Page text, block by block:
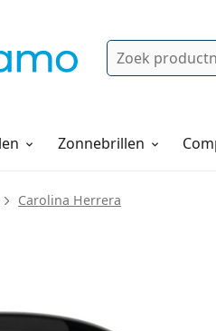
Zoek
Zonnebrillen
Carolina Herrera